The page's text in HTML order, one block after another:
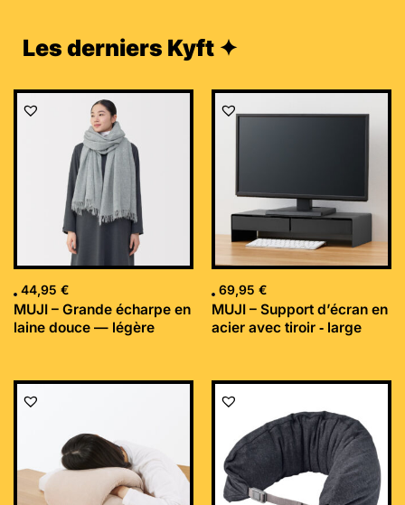
Les derniers Kyft ✦
44,95 €
MUJI – Grande écharpe en
laine douce — légère
69,95 €
MUJI – Support d’écran en
acier avec tiroir ‐ large